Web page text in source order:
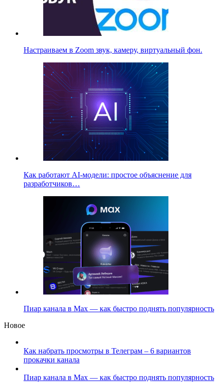
Настраиваем в Zoom звук, камеру, виртуальный фон.
Как работают AI-модели: простое объяснение для
разработчиков…
Пиар канала в Max — как быстро поднять популярность
Новое
Как набрать просмотры в Телеграм – 6 вариантов
прокачки канала
Пиар канала в Max — как быстро поднять популярность